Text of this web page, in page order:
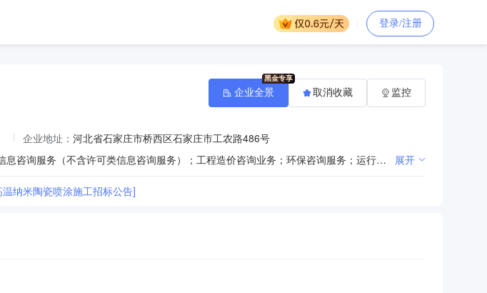
登录/注册
企业地址： 河北省石家庄市桥西区石家庄市工农路486号
一般项目：招投标代理服务；政府采购代理服务；工程管理服务；信息咨询服务（不含许可类信息咨询服务）；工程造价咨询业务；环保咨询服务；运行效能评估服务；价格鉴证评估；社会稳定风险评估。（除依法须经批准的项目外，凭营业执照依法自主开展经营活动） 展开
纳米陶瓷喷涂施工招标公告]
企业全景 取消收藏 监控